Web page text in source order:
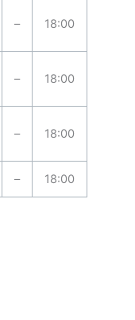
– 18:00
– 18:00
– 18:00
– 18:00